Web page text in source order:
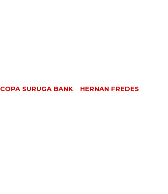
COPA SURUGA BANK
HERNAN FREDES